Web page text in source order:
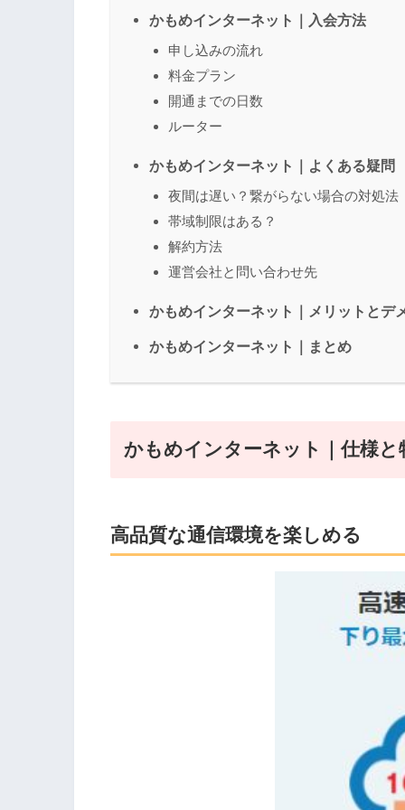
かもめインターネット｜入会方法
申し込みの流れ
料金プラン
開通までの日数
ルーター
かもめインターネット｜よくある疑問
夜間は遅い？繋がらない場合の対処法
帯域制限はある？
解約方法
運営会社と問い合わせ先
かもめインターネット｜メリットとデ
かもめインターネット｜まとめ
かもめインターネット｜仕様と
高品質な通信環境を楽しめる